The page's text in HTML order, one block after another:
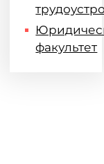
факультет